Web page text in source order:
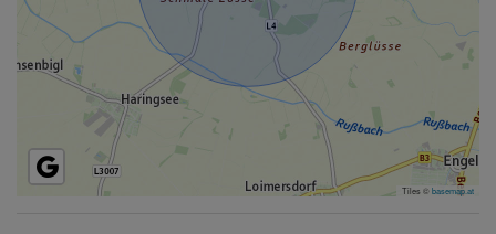
Tiles ©basemap.at